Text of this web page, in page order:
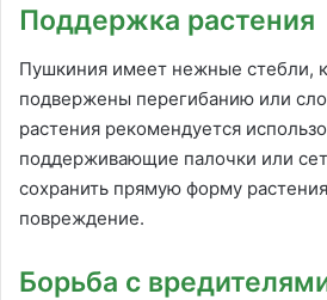
Поддержка растения
Пушкиния имеет нежные стебли,
подвержены перегибанию или
растения рекомендуется
поддерживающие палочки или
сохранить прямую форму
повреждение.
Борьба с